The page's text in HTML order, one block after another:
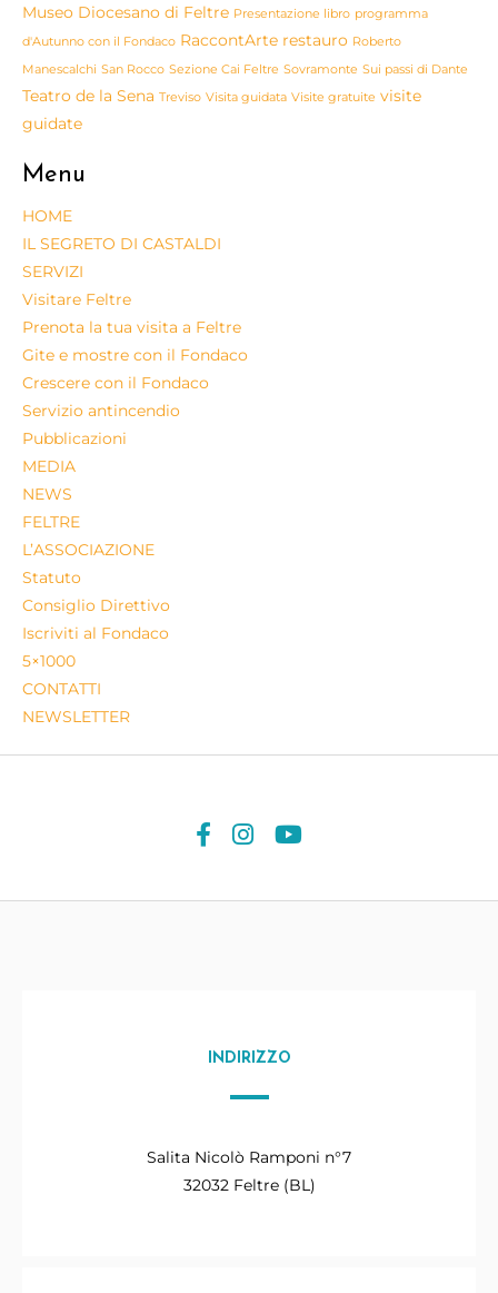
Museo Diocesano di Feltre Presentazione libro programma
d'Autunno con il Fondaco RaccontArte restauro Roberto
Manescalchi San Rocco Sezione Cai Feltre Sovramonte Sui passi di Dante
Teatro de la Sena Treviso Visita guidata Visite gratuite visite
guidate
Menu
HOME
IL SEGRETO DI CASTALDI
SERVIZI
Visitare Feltre
Prenota la tua visita a Feltre
Gite e mostre con il Fondaco
Crescere con il Fondaco
Servizio antincendio
Pubblicazioni
MEDIA
NEWS
FELTRE
L’ASSOCIAZIONE
Statuto
Consiglio Direttivo
Iscriviti al Fondaco
5×1000
CONTATTI
NEWSLETTER
INDIRIZZO
Salita Nicolò Ramponi n°7
32032 Feltre (BL)